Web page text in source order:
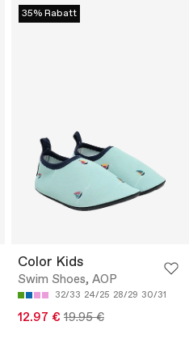
35% Rabatt
Color Kids
Swim Shoes, AOP
32/33 24/25 28/29 30/31
12.97 € 19.95 €